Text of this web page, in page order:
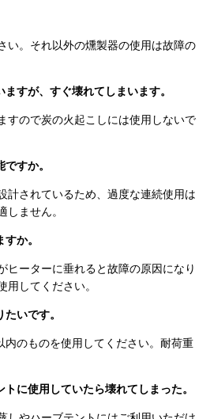
い。それ以外の燻製器の使用は故障の
すが、すぐ壊れてしまいます。
すので炭の火起こしには使用しないで
すか。
計されているため、過度な連続使用は
ません。
か。
ヒーターに垂れると故障の原因になり
用してください。
いです。
のものを使用してください。耐荷重
に使用していたら壊れてしまった。